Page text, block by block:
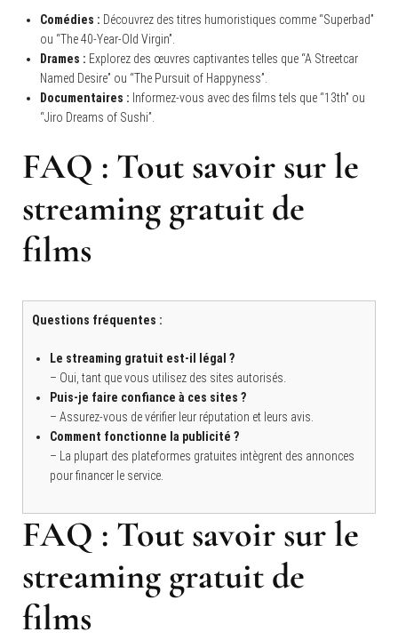
Comédies : Découvrez des titres humoristiques comme “Superbad”
ou “The 40-Year-Old Virgin”.
Drames : Explorez des œuvres captivantes telles que “A Streetcar
Named Desire” ou “The Pursuit of Happyness”.
Documentaires : Informez-vous avec des films tels que “13th” ou
“Jiro Dreams of Sushi”.
FAQ : Tout savoir sur le
streaming gratuit de
films
Questions fréquentes :
Le streaming gratuit est-il légal ?
– Oui, tant que vous utilisez des sites autorisés.
Puis-je faire confiance à ces sites ?
– Assurez-vous de vérifier leur réputation et leurs avis.
Comment fonctionne la publicité ?
– La plupart des plateformes gratuites intègrent des annonces
pour financer le service.
FAQ : Tout savoir sur le
streaming gratuit de
films